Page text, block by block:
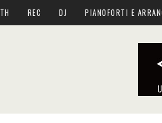
REC DJ PIANOFORTI E